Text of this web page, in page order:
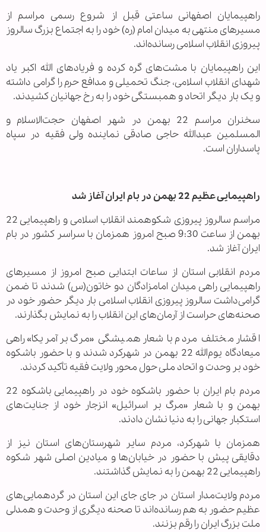
راهپیمایان اصفهانی ساعتی قبل از شروع رسمی مراسم از
مسیرهای منتهی به میدان امام (ره) خود را به اجتماع بزرگ سالروز
پیروزی انقلاب اسلامی رسانده‌اند.
این راهپیمایان با مشت‌های گره کرده و فریادهای الله اکبر یاد
شهدای انقلاب اسلامی، جنگ تحمیلی و مدافع حرم را گرامی داشته
و یک بار دیگر اتحاد و همبستگی خود را به رخ جهانیان کشیدند.
سخنران مراسم 22 بهمن در شهر اصفهان حجت‌الاسلام و
المسلمین عبدالله حاجی صادقی نماینده ولی فقیه در سپاه
پاسداران است.
راهپیمایی عظیم 22 بهمن در بام ایران آغاز شد
مراسم سالروز پیروزی شکوهمند انقلاب اسلامی و راهپیمایی 22
بهمن از ساعت 9:30 صبح امروز همزمان با سراسر کشور در بام
ایران آغاز شد.
مردم انقلابی استان از ساعات ابتدایی صبح امروز از مسیرهای
راهپیمایی راهی میدان امامزادگان دو خاتون(س) شدند تا ضمن
گرامی‌داشت سالروز پیروزی انقلاب اسلامی بار دیگر حضور خود در
صحنه‌های حراست از آرمان‌های این انقلاب را به نمایش بگذارند.
اقشار مختلف مردم با شعار همیشگی «مرگ بر آمریکا» راهی
میعادگاه یوم‌الله 22 بهمن در شهرکرد شدند و با حضور باشکوه
خود بر وحدت و اتحاد ملی حول محور ولایت فقیه تأکید کردند.
‌مردم بام ایران با حضور باشکوه خود در راهپیمایی باشکوه 22
بهمن و با شعار «مرگ بر اسرائیل» انزجار خود از جنایت‌های
استکبار جهانی را به دنیا نشان دادند.
همزمان با شهرکرد، مردم سایر شهرستان‌های استان نیز از
دقایقی پیش با حضور در خیابان‌ها و میادین اصلی شهر شکوه
راهپیمایی 22 بهمن را به نمایش گذاشتند.
مردم ولایت‌مدار استان در جای جای این استان در گردهمایی‌های
عظیم حضور به هم رسانده‌اند تا صحنه دیگری از وحدت و همدلی
ملت بزرگ ایران را رقم بزنند.